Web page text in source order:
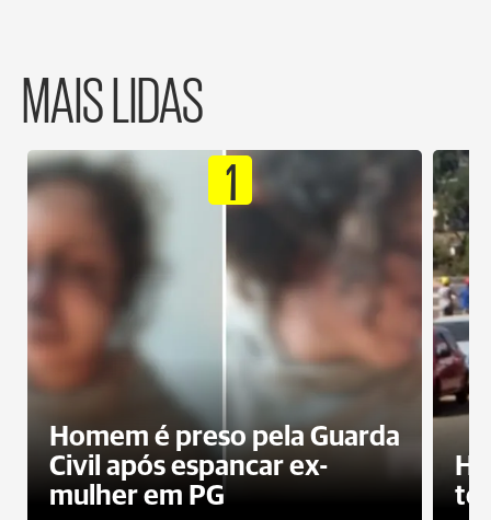
MAIS LIDAS
1
Homem é preso pela Guarda
Civil após espancar ex-
mulher em PG